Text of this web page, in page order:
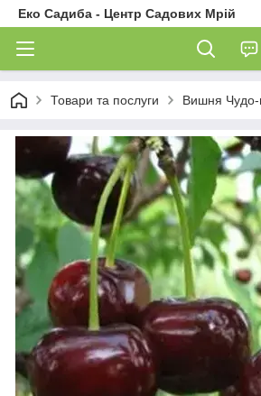
Еко Садиба - Центр Садових Мрій
Товари та послуги Вишня